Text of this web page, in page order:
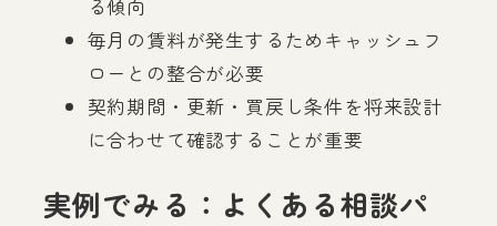
る傾向
毎月の賃料が発生するためキャッシュフ
ローとの整合が必要
契約期間・更新・買戻し条件を将来設計
に合わせて確認することが重要
実例でみる：よくある相談パ